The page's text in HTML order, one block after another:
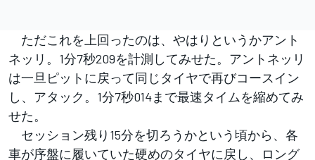
ただこれを上回ったのは、やはりというかアント
ネッリ。1分7秒209を計測してみせた。アントネッリ
は一旦ピットに戻って同じタイヤで再びコースイン
し、アタック。1分7秒014まで最速タイムを縮めてみ
せた。
セッション残り15分を切ろうかという頃から、各
車が序盤に履いていた硬めのタイヤに戻し、ロング